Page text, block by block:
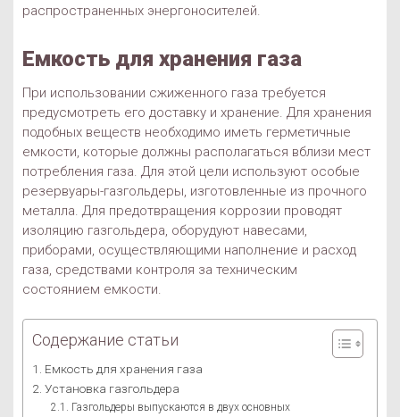
распространенных энергоносителей.
Емкость для хранения газа
При использовании сжиженного газа требуется
предусмотреть его доставку и хранение. Для хранения
подобных веществ необходимо иметь герметичные
емкости, которые должны располагаться вблизи мест
потребления газа. Для этой цели используют особые
резервуары-газгольдеры, изготовленные из прочного
металла. Для предотвращения коррозии проводят
изоляцию газгольдера, оборудуют навесами,
приборами, осуществляющими наполнение и расход
газа, средствами контроля за техническим
состоянием емкости.
Содержание статьи
Емкость для хранения газа
Установка газгольдера
Газгольдеры выпускаются в двух основных